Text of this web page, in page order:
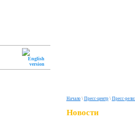
Начало\ Пресс-центр\ Пресс-
Новости